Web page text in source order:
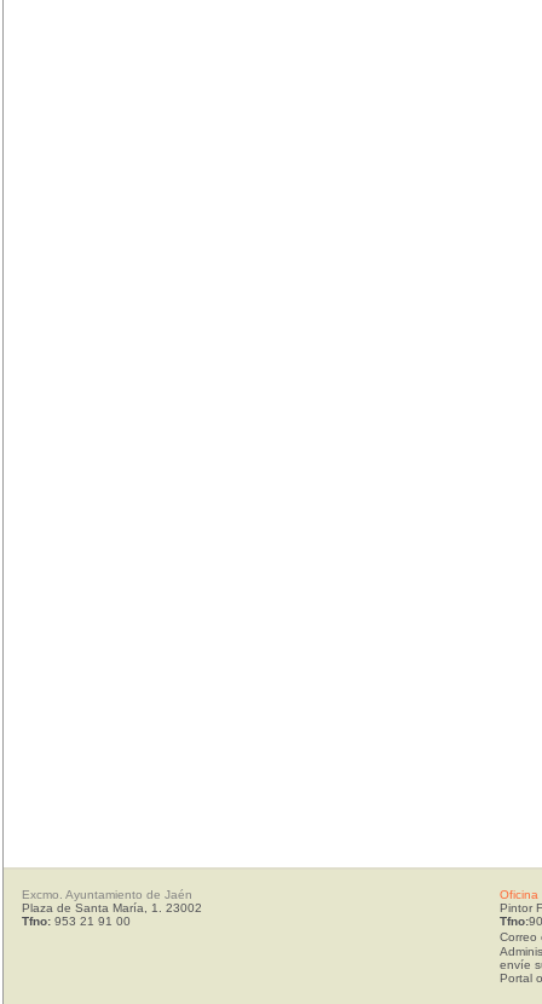
Excmo. Ayuntamiento de Jaén
Plaza de Santa María, 1. 23002
Tfno: 953 21 91 00
Oficina
Pintor
Tfno:
Correo
envíe
Portal